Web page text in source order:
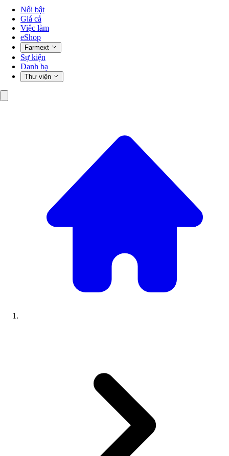
Nổi bật
Giá cả
Việc làm
eShop
Farmext
Sự kiện
Danh bạ
Thư viện